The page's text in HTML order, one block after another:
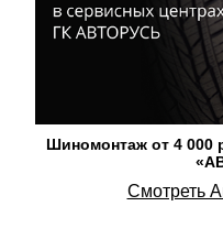
Шиномонтаж от 4 000
Смотреть